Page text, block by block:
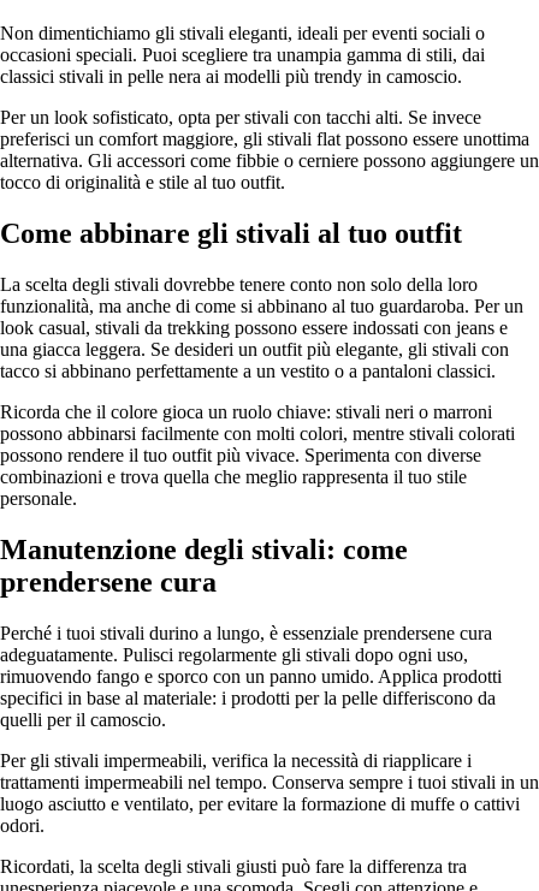
Non dimentichiamo gli stivali eleganti, ideali per eventi sociali o
occasioni speciali. Puoi scegliere tra unampia gamma di stili, dai
classici stivali in pelle nera ai modelli più trendy in camoscio.
Per un look sofisticato, opta per stivali con tacchi alti. Se invece
preferisci un comfort maggiore, gli stivali flat possono essere unottima
alternativa. Gli accessori come fibbie o cerniere possono aggiungere un
tocco di originalità e stile al tuo outfit.
Come abbinare gli stivali al tuo outfit
La scelta degli stivali dovrebbe tenere conto non solo della loro
funzionalità, ma anche di come si abbinano al tuo guardaroba. Per un
look casual, stivali da trekking possono essere indossati con jeans e
una giacca leggera. Se desideri un outfit più elegante, gli stivali con
tacco si abbinano perfettamente a un vestito o a pantaloni classici.
Ricorda che il colore gioca un ruolo chiave: stivali neri o marroni
possono abbinarsi facilmente con molti colori, mentre stivali colorati
possono rendere il tuo outfit più vivace. Sperimenta con diverse
combinazioni e trova quella che meglio rappresenta il tuo stile
personale.
Manutenzione degli stivali: come
prendersene cura
Perché i tuoi stivali durino a lungo, è essenziale prendersene cura
adeguatamente. Pulisci regolarmente gli stivali dopo ogni uso,
rimuovendo fango e sporco con un panno umido. Applica prodotti
specifici in base al materiale: i prodotti per la pelle differiscono da
quelli per il camoscio.
Per gli stivali impermeabili, verifica la necessità di riapplicare i
trattamenti impermeabili nel tempo. Conserva sempre i tuoi stivali in un
luogo asciutto e ventilato, per evitare la formazione di muffe o cattivi
odori.
Ricordati, la scelta degli stivali giusti può fare la differenza tra